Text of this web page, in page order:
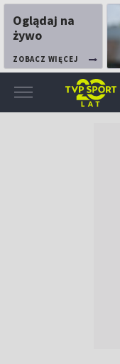
Oglądaj na
żywo
ZOBACZ WIĘCEJ